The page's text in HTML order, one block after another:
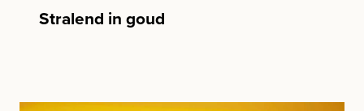
Stralend in goud